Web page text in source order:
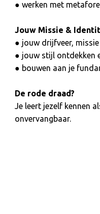
● werken met
Jouw Missie &
● jouw drijfveer,
● jouw stijl ontdekken
● bouwen aan je
De rode draad?
Je leert jezelf kennen
onvervangbaar.